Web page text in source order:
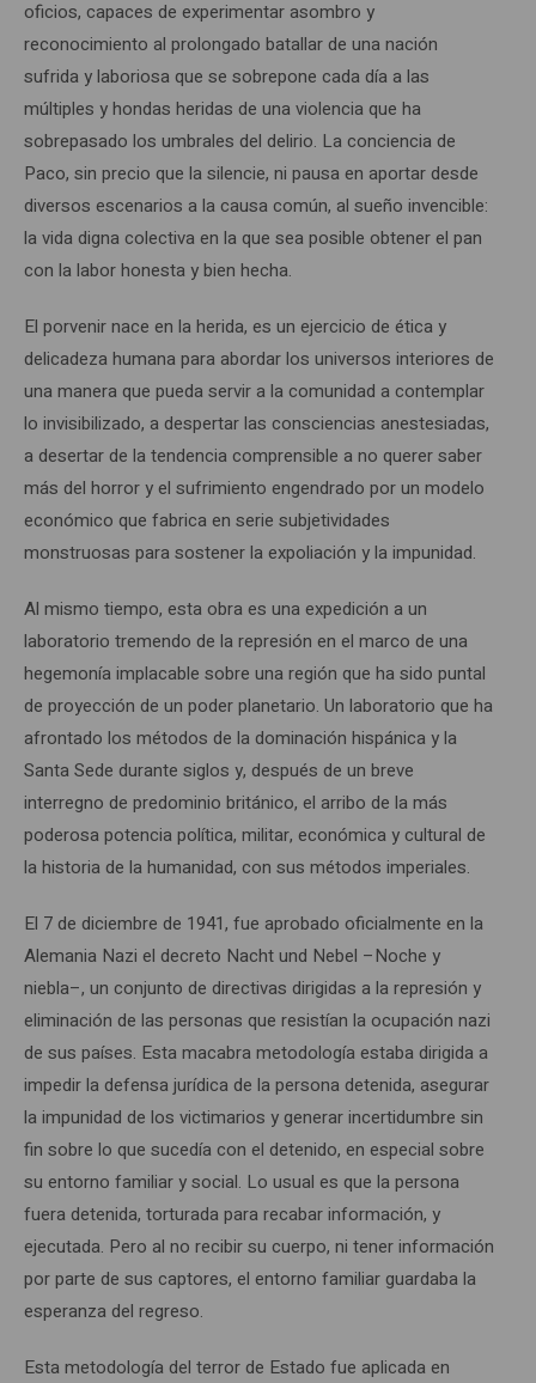
oficios, capaces de experimentar asombro y
reconocimiento al prolongado batallar de una nación
sufrida y laboriosa que se sobrepone cada día a las
múltiples y hondas heridas de una violencia que ha
sobrepasado los umbrales del delirio. La conciencia de
Paco, sin precio que la silencie, ni pausa en aportar desde
diversos escenarios a la causa común, al sueño invencible:
la vida digna colectiva en la que sea posible obtener el pan
con la labor honesta y bien hecha.
El porvenir nace en la herida, es un ejercicio de ética y
delicadeza humana para abordar los universos interiores de
una manera que pueda servir a la comunidad a contemplar
lo invisibilizado, a despertar las consciencias anestesiadas,
a desertar de la tendencia comprensible a no querer saber
más del horror y el sufrimiento engendrado por un modelo
económico que fabrica en serie subjetividades
monstruosas para sostener la expoliación y la impunidad.
Al mismo tiempo, esta obra es una expedición a un
laboratorio tremendo de la represión en el marco de una
hegemonía implacable sobre una región que ha sido puntal
de proyección de un poder planetario. Un laboratorio que ha
afrontado los métodos de la dominación hispánica y la
Santa Sede durante siglos y, después de un breve
interregno de predominio británico, el arribo de la más
poderosa potencia política, militar, económica y cultural de
la historia de la humanidad, con sus métodos imperiales.
El 7 de diciembre de 1941, fue aprobado oficialmente en la
Alemania Nazi el decreto Nacht und Nebel –Noche y
niebla–, un conjunto de directivas dirigidas a la represión y
eliminación de las personas que resistían la ocupación nazi
de sus países. Esta macabra metodología estaba dirigida a
impedir la defensa jurídica de la persona detenida, asegurar
la impunidad de los victimarios y generar incertidumbre sin
fin sobre lo que sucedía con el detenido, en especial sobre
su entorno familiar y social. Lo usual es que la persona
fuera detenida, torturada para recabar información, y
ejecutada. Pero al no recibir su cuerpo, ni tener información
por parte de sus captores, el entorno familiar guardaba la
esperanza del regreso.
Esta metodología del terror de Estado fue aplicada en